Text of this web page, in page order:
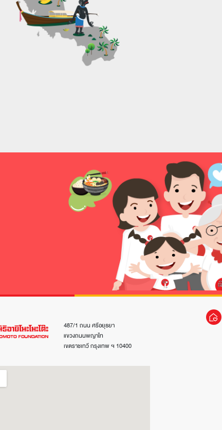
487/1 ถนน ศรีอยุธยา
แขวงถนนพญาไท
เขตราชเทวี กรุงเทพ ฯ 10400